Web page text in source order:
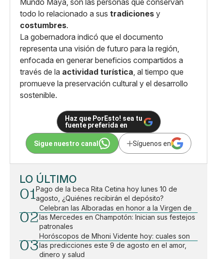
Mundo Maya, son las personas que conservan
todo lo relacionado a sus tradiciones y
costumbres.
La gobernadora indicó que el documento
representa una visión de futuro para la región,
enfocada en generar beneficios compartidos a
través de la actividad turística, al tiempo que
promueve la preservación cultural y el desarrollo
sostenible.
Haz que PorEsto! sea tu
fuente preferida en
Sigue nuestro canal Síguenos en
LO ÚLTIMO
01Pago de la beca Rita Cetina hoy lunes 10 de
agosto, ¿Quiénes recibirán el depósito?
02
Celebran las Alboradas en honor a la Virgen de
las Mercedes en Champotón: Inician sus festejos
patronales
03
Horóscopos de Mhoni Vidente hoy: cuales son
las predicciones este 9 de agosto en el amor,
dinero y salud